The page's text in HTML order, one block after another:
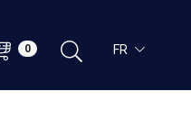
0 FR